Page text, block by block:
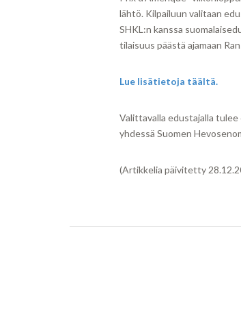
lähtö. Kilpailuun valitaan
SHKL:n kanssa
tilaisuus päästä ajamaan
Lue lisätietoja täältä.
Valittavalla edustajalla
yhdessä Suomen
(Artikkelia päivitetty